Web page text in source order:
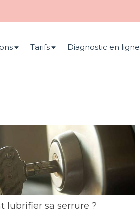
Tarifs Diagnostic en ligne
lubrifier sa serrure ?